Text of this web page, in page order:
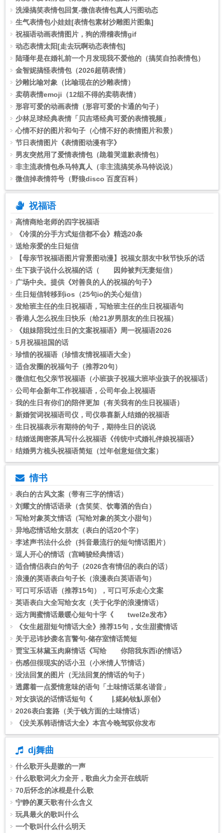
洗澡搞笑表情包回复-微信表情包真人污图动态
生气表情包小娃娃[表情包素材沙雕图片图集]
祝福语动画表情图片，狗的滑稽表情gif
动态表情太阳[走去玩啊动态表情包]
陆瑾年是在婚礼前一个月发现我不爱他的（搞笑自拍表情包）
金智妮搞怪表情包（2026超萌表情）
沙雕比喻对象（比喻现在的沙雕表情）
卖萌表情emoji（12组不得的卖萌表情）
形容可爱的动画表情（形容可爱的卡通的句子）
少林足球经典表情「贝吉塔经典可爱的表情视频」
心情不好的图片和句子（心情不好的表情图片和景）
节日表情图片《表情图动漫有字》
男友突然用了爱情表情包（跪着哭道歉表情包）
非主流表情包杀马特真人（非主流搞笑杀马特说说）
微信掉表情符号（野狼disco 百度百科）
祝福语
高情商给老师的四字祝福语
《冷漠的分手方式短信都不会》精选20条
送给亲爱的生日短信
【母亲节祝福语图片背景图动漫】祝福女朋友中秋节快乐的话
生下孩子说什么祝福的话（ 因帅被判无妻短信）
广场中央。提供《对善良的人的祝福的句子》
生日短信转移到ios（25句io的关心短信）
发给班主任的生日祝福语，写给班主任的生日祝福语句
香港人怎么祝生日快乐（给21岁男朋友的生日祝福）
《姐妹陪我过生日的文案祝福语》周一祝福语2026
5月祝福祖国的话
珍惜的祝福语（珍惜友情祝福语大全）
适合发圈的祝福句子（推荐20句）
微信红包父亲节祝福语（小班孩子祝福大班毕业孩子的祝福话）
公司年会新年工作祝福语，公司年会上祝福语
我的生日有你们的陪伴更加（有关我有的生日祝福语）
新婚贺词祝福语司仪，司仪恭喜新人结婚的祝福语
生日祝福表示有期待的句子，期待生日的说说
结婚送闺密茶具写什么祝福语《传统中式婚礼伴娘祝福语》
结婚男方梳头祝福语简短（过年创意短信文案）
情书
表白的古风文案（带有三字的情话）
刘耀文的情话语录（含笑笑、饮毒酒的告白）
写给对象英文情话（写给对象的英文小甜句）
异地恋情话给女朋友（表白的话20个字）
李述声书法什么价（抖音最流行的短句情话图片）
逗人开心的情话（宫崎骏经典情话）
适合情侣表白的句子（2026含有情侣的表白的话）
浪漫的英语表白句子长（浪漫表白英语语句）
可口可乐话语（推荐15句），可口可乐走心文案
英语表白大全写给女友（关于化学的浪漫情话）
远方闺蜜情话最暖心短句十字《 twel2e发布》
《女生超甜短句情话大全》推荐15句，女生甜蜜情话
关于忌讳抄袭名言警句-储存室情话简短
贾宝玉林黛玉肉麻情话《写给 你陪我东西i的情话》
伤感但很现实的话小丑（小米情人节情话）
没法回复的图片（无法回复的情话的句子）
透露着一点爱情意味的语句「土味情话菜名谐音」
对女孩说的话情话短句《 ▕.婲鈊钕魜原创》
2026表白套路（关于钱方面的土味情话）
《没关系韩语情话大全》本宫今晚驾驭你发布
dj舞曲
什么歌开头是嗷的一声
什么歌歌词火力全开，歌曲火力全开在线听
70后怀念的冰棍是什么歌
宁静的夏天歌有什么含义
玩具最火的歌叫什么
一个歌叫什么什么明天